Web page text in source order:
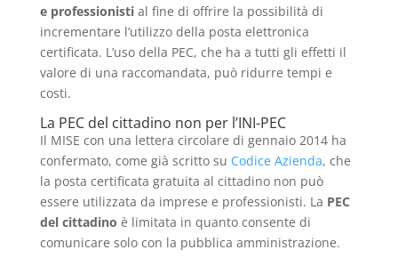
e professionisti al fine di offrire la possibilità di
incrementare l’utilizzo della posta elettronica
certificata. L’uso della PEC, che ha a tutti gli effetti il
valore di una raccomandata, può ridurre tempi e
costi.
La PEC del cittadino non per l’INI-PEC
Il MISE con una lettera circolare di gennaio 2014 ha
confermato, come già scritto su Codice Azienda, che
la posta certificata gratuita al cittadino non può
essere utilizzata da imprese e professionisti. La PEC
del cittadino è limitata in quanto consente di
comunicare solo con la pubblica amministrazione.